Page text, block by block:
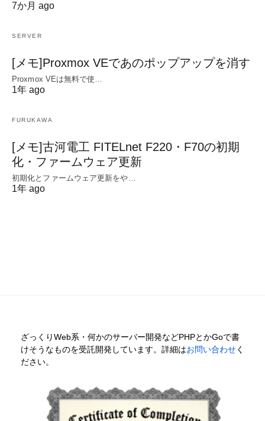
7か月 ago
SERVER
[メモ]Proxmox VEであのポップアップを消す
Proxmox VEは無料で使…
1年 ago
FURUKAWA
[メモ]古河電工 FITELnet F220・F70の初期
化・ファームウェア更新
初期化とファームウェア更新をや…
1年 ago
ざっくりWeb系・何かのサーバー開発などPHPとかGoで書
けそうなものを受託開発しています。詳細はお問い合わせく
ださい。